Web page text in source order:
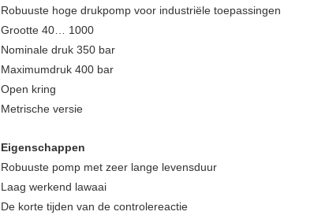
Robuuste hoge drukpomp voor industriële toepassingen
Grootte 40… 1000
Nominale druk 350 bar
Maximumdruk 400 bar
Open kring
Metrische versie
Eigenschappen
Robuuste pomp met zeer lange levensduur
Laag werkend lawaai
De korte tijden van de controlereactie